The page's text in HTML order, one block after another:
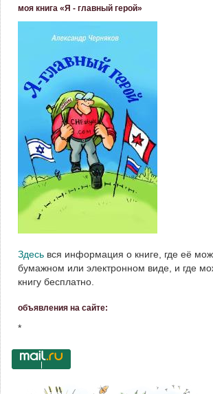
моя книга «Я - главный герой»
Здесь вся информация о книге, где её
бумажном или электронном виде, и где
книгу бесплатно.
объявления на сайте:
*